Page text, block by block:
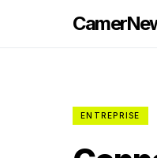
ENTREPRISE